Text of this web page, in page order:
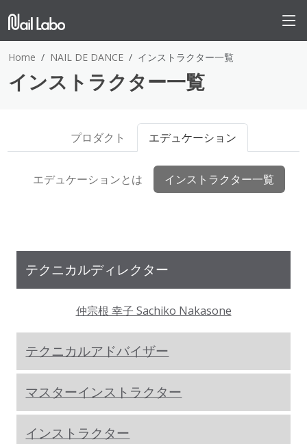
Home NAIL DE DANCE インストラクター一覧
インストラクター一覧
プロダクト エデュケーション
エデュケーションとは インストラクター一覧
テクニカルディレクター
仲宗根 幸子 Sachiko Nakasone
テクニカルアドバイザー
マスターインストラクター
インストラクター